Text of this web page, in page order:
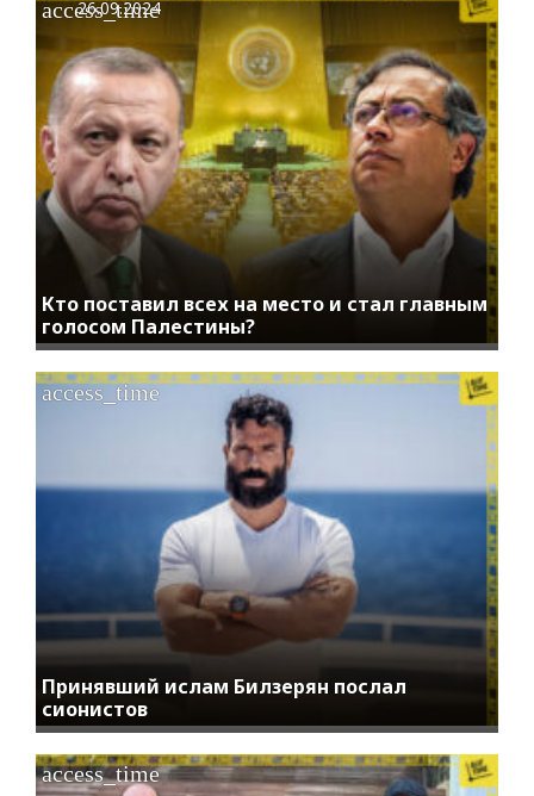
Кто поставил всех на место и стал главным
голосом Палестины?
access_time
26.09.2024
Принявший ислам Билзерян послал
сионистов
access_time
access_time